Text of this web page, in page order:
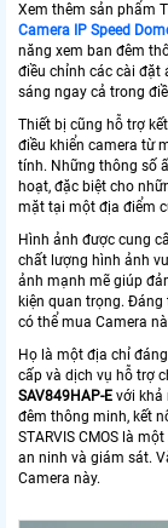
Xem thêm sản phẩm
Camera IP Speed
năng xem ban đêm
điều chỉnh các cài đặt
sáng ngay cả trong
Thiết bị cũng hỗ trợ
điều khiển camera từ
tính. Những thông số
hoạt, đặc biệt cho
mặt tại một địa điểm
Hình ảnh được cung
chất lượng hình ảnh
ảnh mạnh mẽ giúp
kiện quan trọng.
có thể mua Camera
Họ là một địa chỉ
cấp và dịch vụ hỗ trợ
SAV849HAP-E với khả
đêm thông minh, kết
STARVIS CMOS là
an ninh và giám sát.
Camera này.